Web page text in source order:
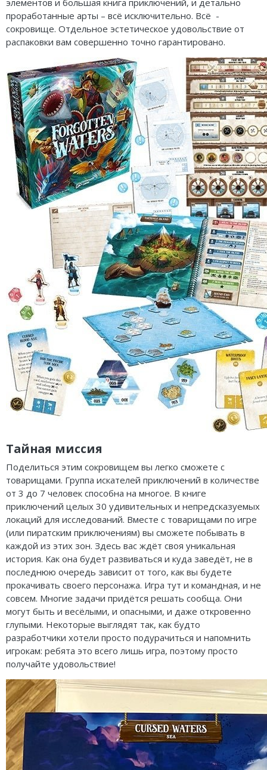
проработанные арты – всё исключительно. Всё -
сокровище. Отдельное эстетическое удовольствие от
распаковки вам совершенно точно гарантировано.
Тайная миссия
Поделиться этим сокровищем вы легко сможете с
товарищами. Группа искателей приключений в количестве
от 3 до 7 человек способна на многое. В книге
приключений целых 30 удивительных и непредсказуемых
локаций для исследований. Вместе с товарищами по игре
(или пиратским приключениям) вы сможете побывать в
каждой из этих зон. Здесь вас ждёт своя уникальная
история. Как она будет развиваться и куда заведёт, не в
последнюю очередь зависит от того, как вы будете
прокачивать своего персонажа. Игра тут и командная, и не
совсем. Многие задачи придётся решать сообща. Они
могут быть и весёлыми, и опасными, и даже откровенно
глупыми. Некоторые выглядят так, как будто
разработчики хотели просто подурачиться и напомнить
игрокам: ребята это всего лишь игра, поэтому просто
получайте удовольствие!